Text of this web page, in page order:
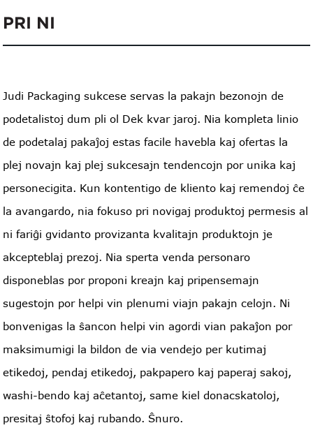
PRI NI
Judi Packaging sukcese servas la pakajn bezonojn de
podetalistoj dum pli ol Dek kvar jaroj. Nia kompleta linio
de podetalaj pakaĵoj estas facile havebla kaj ofertas la
plej novajn kaj plej sukcesajn tendencojn por unika kaj
personecigita. Kun kontentigo de kliento kaj remendoj ĉe
la avangardo, nia fokuso pri novigaj produktoj permesis al
ni fariĝi gvidanto provizanta kvalitajn produktojn je
akcepteblaj prezoj. Nia sperta venda personaro
disponeblas por proponi kreajn kaj pripensemajn
sugestojn por helpi vin plenumi viajn pakajn celojn. Ni
bonvenigas la ŝancon helpi vin agordi vian pakaĵon por
maksimumigi la bildon de via vendejo per kutimaj
etikedoj, pendaj etikedoj, pakpapero kaj paperaj sakoj,
washi-bendo kaj aĉetantoj, same kiel donacskatoloj,
presitaj ŝtofoj kaj rubando. Ŝnuro.